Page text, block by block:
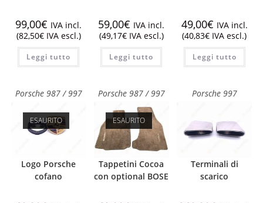
99,00€ IVA incl.
(82,50€IVA escl.)
Leggi tutto
59,00€ IVA incl.
(49,17€IVA escl.)
Leggi tutto
49,00€ IVA incl.
(40,83€ IVA escl.)
Leggi tutto
Porsche 987 / 997
ESAURITO
Logo Porsche
cofano
Porsche 987 / 997
ESAURITO
Tappetini Cocoa
con optional BOSE
Porsche 997
Terminali di
scarico